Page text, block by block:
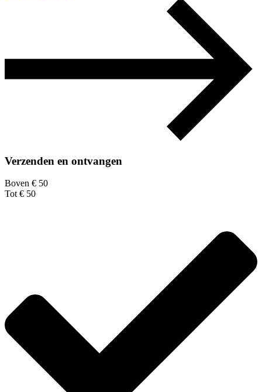
Verzenden en ontvangen
Boven € 50
Tot € 50